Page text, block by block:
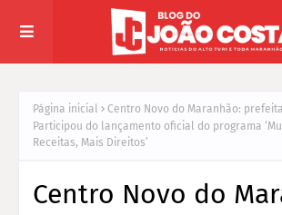
Página inicial
Centro Novo do Maranhão:
Participou do lançamento oficial do programa
Receitas, Mais Direitos’
Centro Novo do